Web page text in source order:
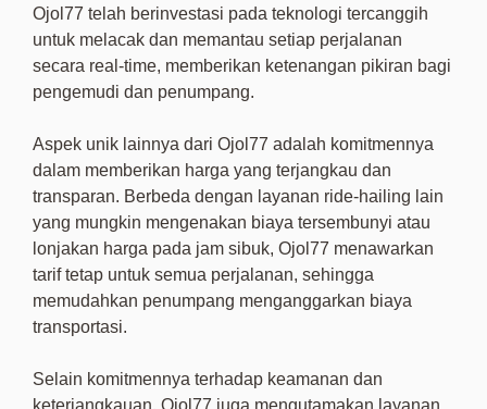
Ojol77 telah berinvestasi pada teknologi tercanggih
untuk melacak dan memantau setiap perjalanan
secara real-time, memberikan ketenangan pikiran bagi
pengemudi dan penumpang.
Aspek unik lainnya dari Ojol77 adalah komitmennya
dalam memberikan harga yang terjangkau dan
transparan. Berbeda dengan layanan ride-hailing lain
yang mungkin mengenakan biaya tersembunyi atau
lonjakan harga pada jam sibuk, Ojol77 menawarkan
tarif tetap untuk semua perjalanan, sehingga
memudahkan penumpang menganggarkan biaya
transportasi.
Selain komitmennya terhadap keamanan dan